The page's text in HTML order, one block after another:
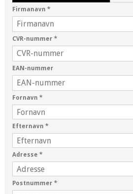
Firmanavn *
CVR-nummer *
EAN-nummer
Fornavn *
Efternavn *
Adresse *
Postnummer *